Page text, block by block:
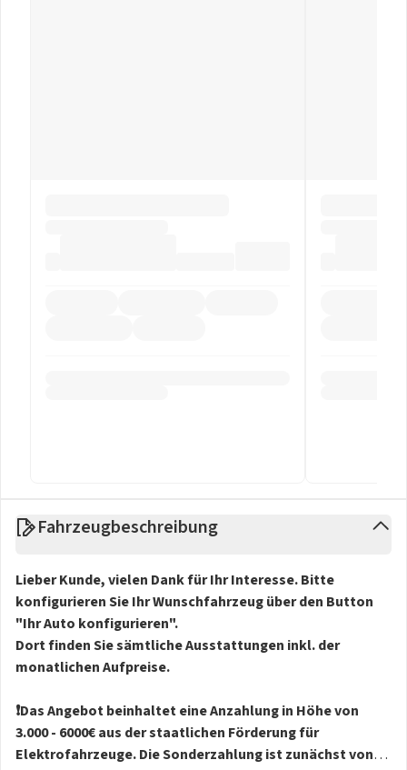
Fahrzeugbeschreibung
Lieber Kunde, vielen Dank für Ihr Interesse. Bitte
konfigurieren Sie Ihr Wunschfahrzeug über den Button
"Ihr Auto konfigurieren".
Dort finden Sie sämtliche Ausstattungen inkl. der
monatlichen Aufpreise.
❗️Das Angebot beinhaltet eine Anzahlung in Höhe von
3.000 - 6000€ aus der staatlichen Förderung für
Elektrofahrzeuge. Die Sonderzahlung ist zunächst von